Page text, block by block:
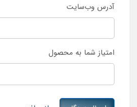
آدرس وب‌سایت
امتیاز شما به محصول